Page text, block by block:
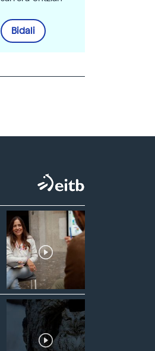
Bidali